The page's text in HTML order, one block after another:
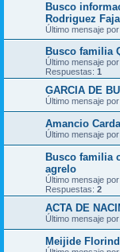
Busco
Rodriguez
Último mensaje por
Busco familia
Último mensaje por
Respuestas: 1
GARCIA DE
Último mensaje por
Amancio
Último mensaje por
Busco familia
agrelo
Último mensaje por
Respuestas: 2
ACTA DE
Último mensaje por
Meijide